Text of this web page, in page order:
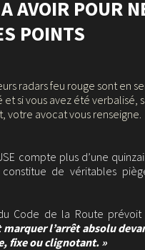
AVOIR POUR
POINTS
radars feu rouge sont en
et si vous avez été verbalisé,
votre avocat vous renseigne.
compte plus d’une
de véritables
Code de la Route
l’arrêt absolu
fixe ou clignotant. »